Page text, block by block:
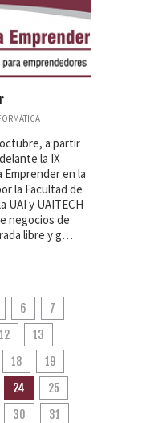
a partir
la IX
en la
la Facultad de
UAI y UAITECH
negocios de
libre y g…
6
7
12
13
18
19
24
25
30
31